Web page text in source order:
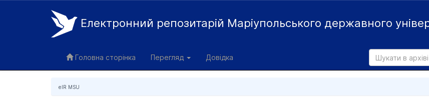
Електронний репозитарій Маріупольського державного
Головна сторінка Перегляд Довідка
eIR MSU